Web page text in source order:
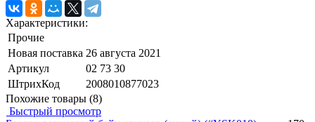
Характеристики:
Прочие
Новая поставка 26 августа 2021
Артикул
02 73 30
ШтрихКод
2008010877023
Похожие товары (8)
Быстрый просмотр